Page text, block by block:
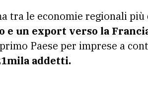
tra le economie regionali più
e un export verso la
Paese per imprese a
addetti.